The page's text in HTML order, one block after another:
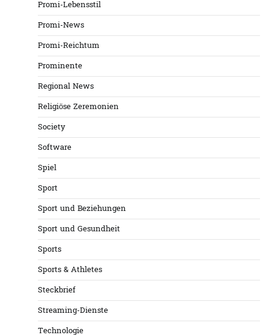
Promi-Lebensstil
Promi-News
Promi-Reichtum
Prominente
Regional News
Religiöse Zeremonien
Society
Software
Spiel
Sport
Sport und Beziehungen
Sport und Gesundheit
Sports
Sports & Athletes
Steckbrief
Streaming-Dienste
Technologie